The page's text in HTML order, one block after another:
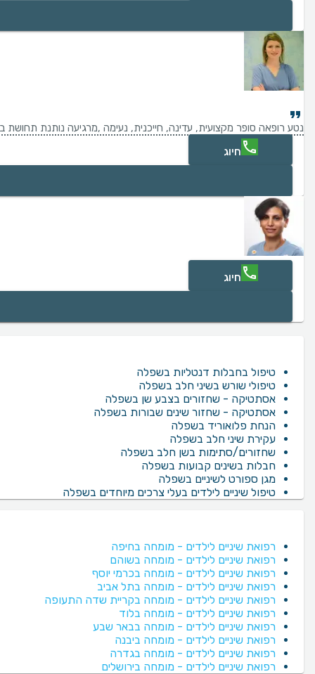
נטע רופאה סופר מקצועית, עדינה, חייכנית, נעימה ,מרגיעה נותנת תחושת
חיוג
חיוג
טיפול בחבלות דנטליות בשפלה
טיפולי שורש בשיני חלב בשפלה
אסתטיקה - שחזורים בצבע שן בשפלה
אסתטיקה - שחזור שינים שבורות בשפלה
הנחת פלואוריד בשפלה
עקירת שיני חלב בשפלה
שחזורים/סתימות בשן חלב בשפלה
חבלות בשינים קבועות בשפלה
מגן ספורט לשיניים בשפלה
טיפול שיניים לילדים בעלי צרכים מיוחדים בשפלה
רפואת שיניים לילדים - מומחה בחיפה
רפואת שיניים לילדים - מומחה בשוהם
רפואת שיניים לילדים - מומחה בכרמי יוסף
רפואת שיניים לילדים - מומחה בתל אביב
רפואת שיניים לילדים - מומחה בקריית שדה התעופה
רפואת שיניים לילדים - מומחה בלוד
רפואת שיניים לילדים - מומחה בבאר שבע
רפואת שיניים לילדים - מומחה ביבנה
רפואת שיניים לילדים - מומחה בגדרה
רפואת שיניים לילדים - מומחה בירושלים